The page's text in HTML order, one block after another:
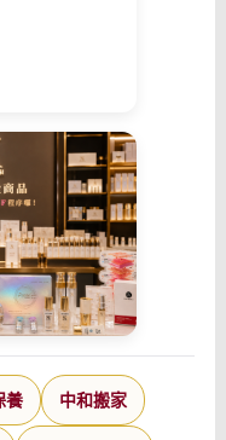
養 中和搬家